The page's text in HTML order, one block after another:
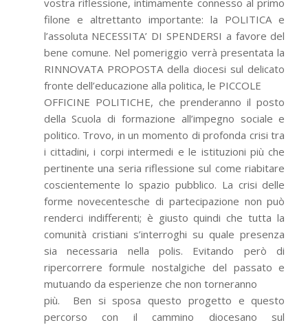
filone e altrettanto importante: la POLITICA e
l’assoluta NECESSITA’ DI SPENDERSI a favore del
bene comune. Nel pomeriggio verrà presentata la
RINNOVATA PROPOSTA della diocesi sul delicato
fronte dell’educazione alla politica, le PICCOLE
OFFICINE POLITICHE, che prenderanno il posto
della Scuola di formazione all’impegno sociale e
politico. Trovo, in un momento di profonda crisi tra
i cittadini, i corpi intermedi e le istituzioni più che
pertinente una seria riflessione sul come riabitare
coscientemente lo spazio pubblico. La crisi delle
forme novecentesche di partecipazione non può
renderci indifferenti; è giusto quindi che tutta la
comunità cristiani s’interroghi su quale presenza
sia necessaria nella polis. Evitando però di
ripercorrere formule nostalgiche del passato e
mutuando da esperienze che non torneranno
più. Ben si sposa questo progetto e questo
percorso con il cammino diocesano sul